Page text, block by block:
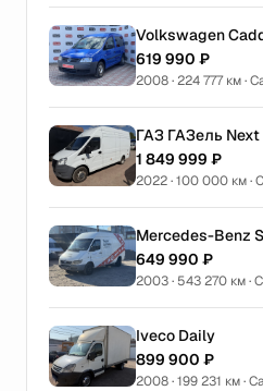
Volkswagen
619 990 ₽
2008 · 224 777 км ·
ГАЗ ГАЗель Next
1 849 999 ₽
2022 · 100 000 км ·
Mercedes-Benz
649 990 ₽
2003 · 543 270 км ·
Iveco Daily
899 900 ₽
2008 · 199 231 км ·